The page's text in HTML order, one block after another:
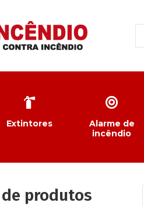
Extintores
Alarme de
incêndio
produtos